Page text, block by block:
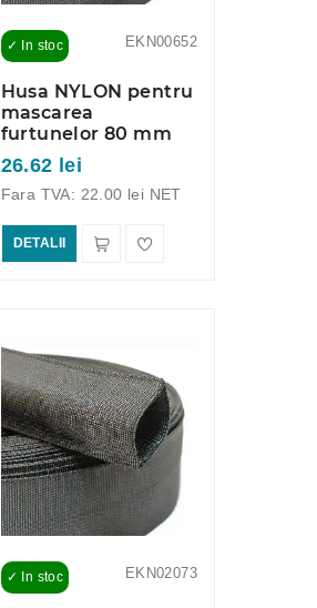
EKN00652
✓ In stoc
Husa NYLON pentru
mascarea
furtunelor 80 mm
26.62 lei
Fara TVA: 22.00 lei NET
DETALII
EKN02073
✓ In stoc